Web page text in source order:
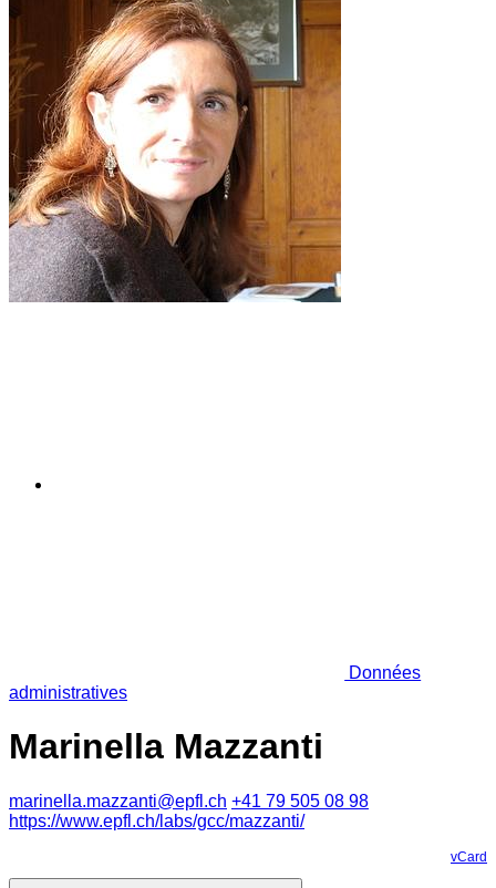
Données
administratives
Marinella Mazzanti
marinella.mazzanti@epfl.ch +41 79 505 08 98
https://www.epfl.ch/labs/gcc/mazzanti/
vCard